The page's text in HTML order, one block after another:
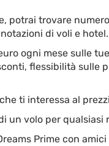
potrai trovare
di voli e hotel.
ogni mese sulle
flessibilità sulle
ti interessa al
un volo per qualsiasi
Prime con